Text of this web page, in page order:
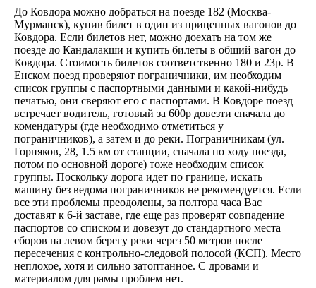
До Ковдора можно добраться на поезде 182 (Москва-
Мурманск), купив билет в один из прицепных вагонов до
Ковдора. Если билетов нет, можно доехать на том же
поезде до Кандалакши и купить билеты в общий вагон до
Ковдора. Стоимость билетов соответственно 180 и 23р. В
Енском поезд проверяют пограничники, им необходим
список группы с паспортными данными и какой-нибудь
печатью, они сверяют его с паспортами. В Ковдоре поезд
встречает водитель, готовый за 600р довезти сначала до
комендатуры (где необходимо отметиться у
пограничников), а затем и до реки. Пограничникам (ул.
Горняков, 28, 1.5 км от станции, сначала по ходу поезда,
потом по основной дороге) тоже необходим список
группы. Поскольку дорога идет по границе, искать
машину без ведома пограничников не рекомендуется. Если
все эти проблемы преодолены, за полтора часа Вас
доставят к 6-й заставе, где еще раз проверят совпадение
паспортов со списком и довезут до стандартного места
сборов на левом берегу реки через 50 метров после
пересечения с контрольно-следовой полосой (КСП). Место
неплохое, хотя и сильно затоптанное. С дровами и
материалом для рамы проблем нет.